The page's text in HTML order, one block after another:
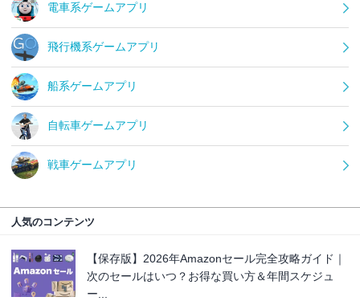
電車系ゲームアプリ
飛行機系ゲームアプリ
船系ゲームアプリ
自転車ゲームアプリ
戦車ゲームアプリ
人気のコンテンツ
【保存版】2026年Amazonセール完全攻略ガイド｜
次のセールはいつ？お得な買い方＆年間スケジュ
ー...